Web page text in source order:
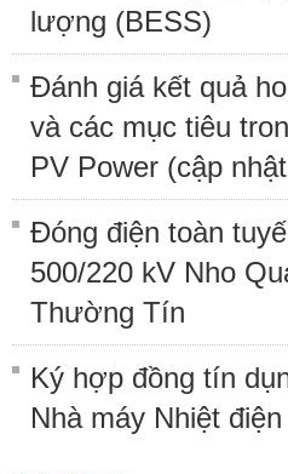
lượng (BESS)
Đánh giá kết quả
và các mục tiêu
PV Power (cập
Đóng điện toàn
500/220 kV Nho
Thường Tín
Ký hợp đồng tín
Nhà máy Nhiệt